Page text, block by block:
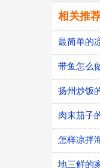
相关推
最简单的
带鱼怎么
扬州炒饭
肉末茄子
怎样凉拌
地三鲜的